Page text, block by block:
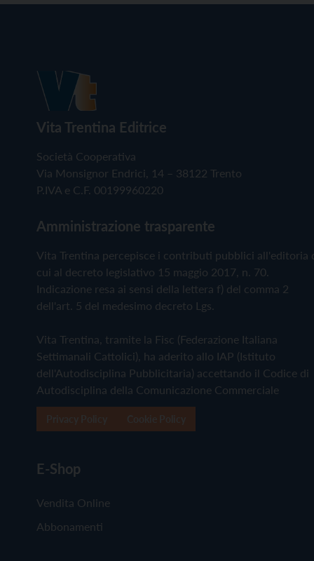
Vita Trentina Editrice
Società Cooperativa
Via Monsignor Endrici, 14 – 38122 Trento
P.IVA e C.F. 00199960220
Amministrazione trasparente
Vita Trentina percepisce i contributi pubblici all'editoria
cui al decreto legislativo 15 maggio 2017, n. 70.
Indicazione resa ai sensi della lettera f) del comma 2
dell'art. 5 del medesimo decreto Lgs.
Vita Trentina, tramite la Fisc (Federazione Italiana
Settimanali Cattolici), ha aderito allo IAP (Istituto
dell'Autodisciplina Pubblicitaria) accettando il Codice di
Autodisciplina della Comunicazione Commerciale
E-Shop
Vendita Online
Abbonamenti